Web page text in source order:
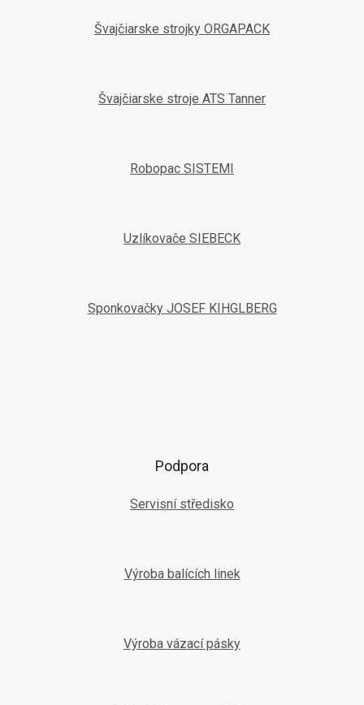
Švajčiarske strojky ORGAPACK
Švajčiarske stroje ATS Tanner
Robopac SISTEMI
Uzlíkovače SIEBECK
Sponkovačky JOSEF KIHGLBERG
Podpora
Servisní středisko
Výroba balících linek
Výroba vázací pásky